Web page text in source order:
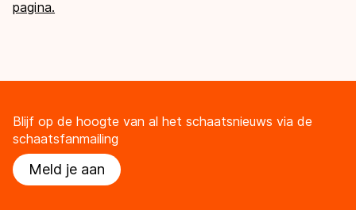
pagina.
Blijf op de hoogte van al het schaatsnieuws via de
schaatsfanmailing
Meld je aan